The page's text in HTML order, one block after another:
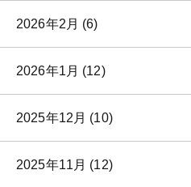
2026年2月 (6)
2026年1月 (12)
2025年12月 (10)
2025年11月 (12)